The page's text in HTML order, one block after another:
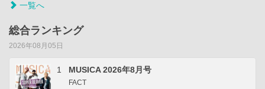
一覧へ
総合ランキング
2026年08月05日
1 MUSICA 2026年8月号
FACT